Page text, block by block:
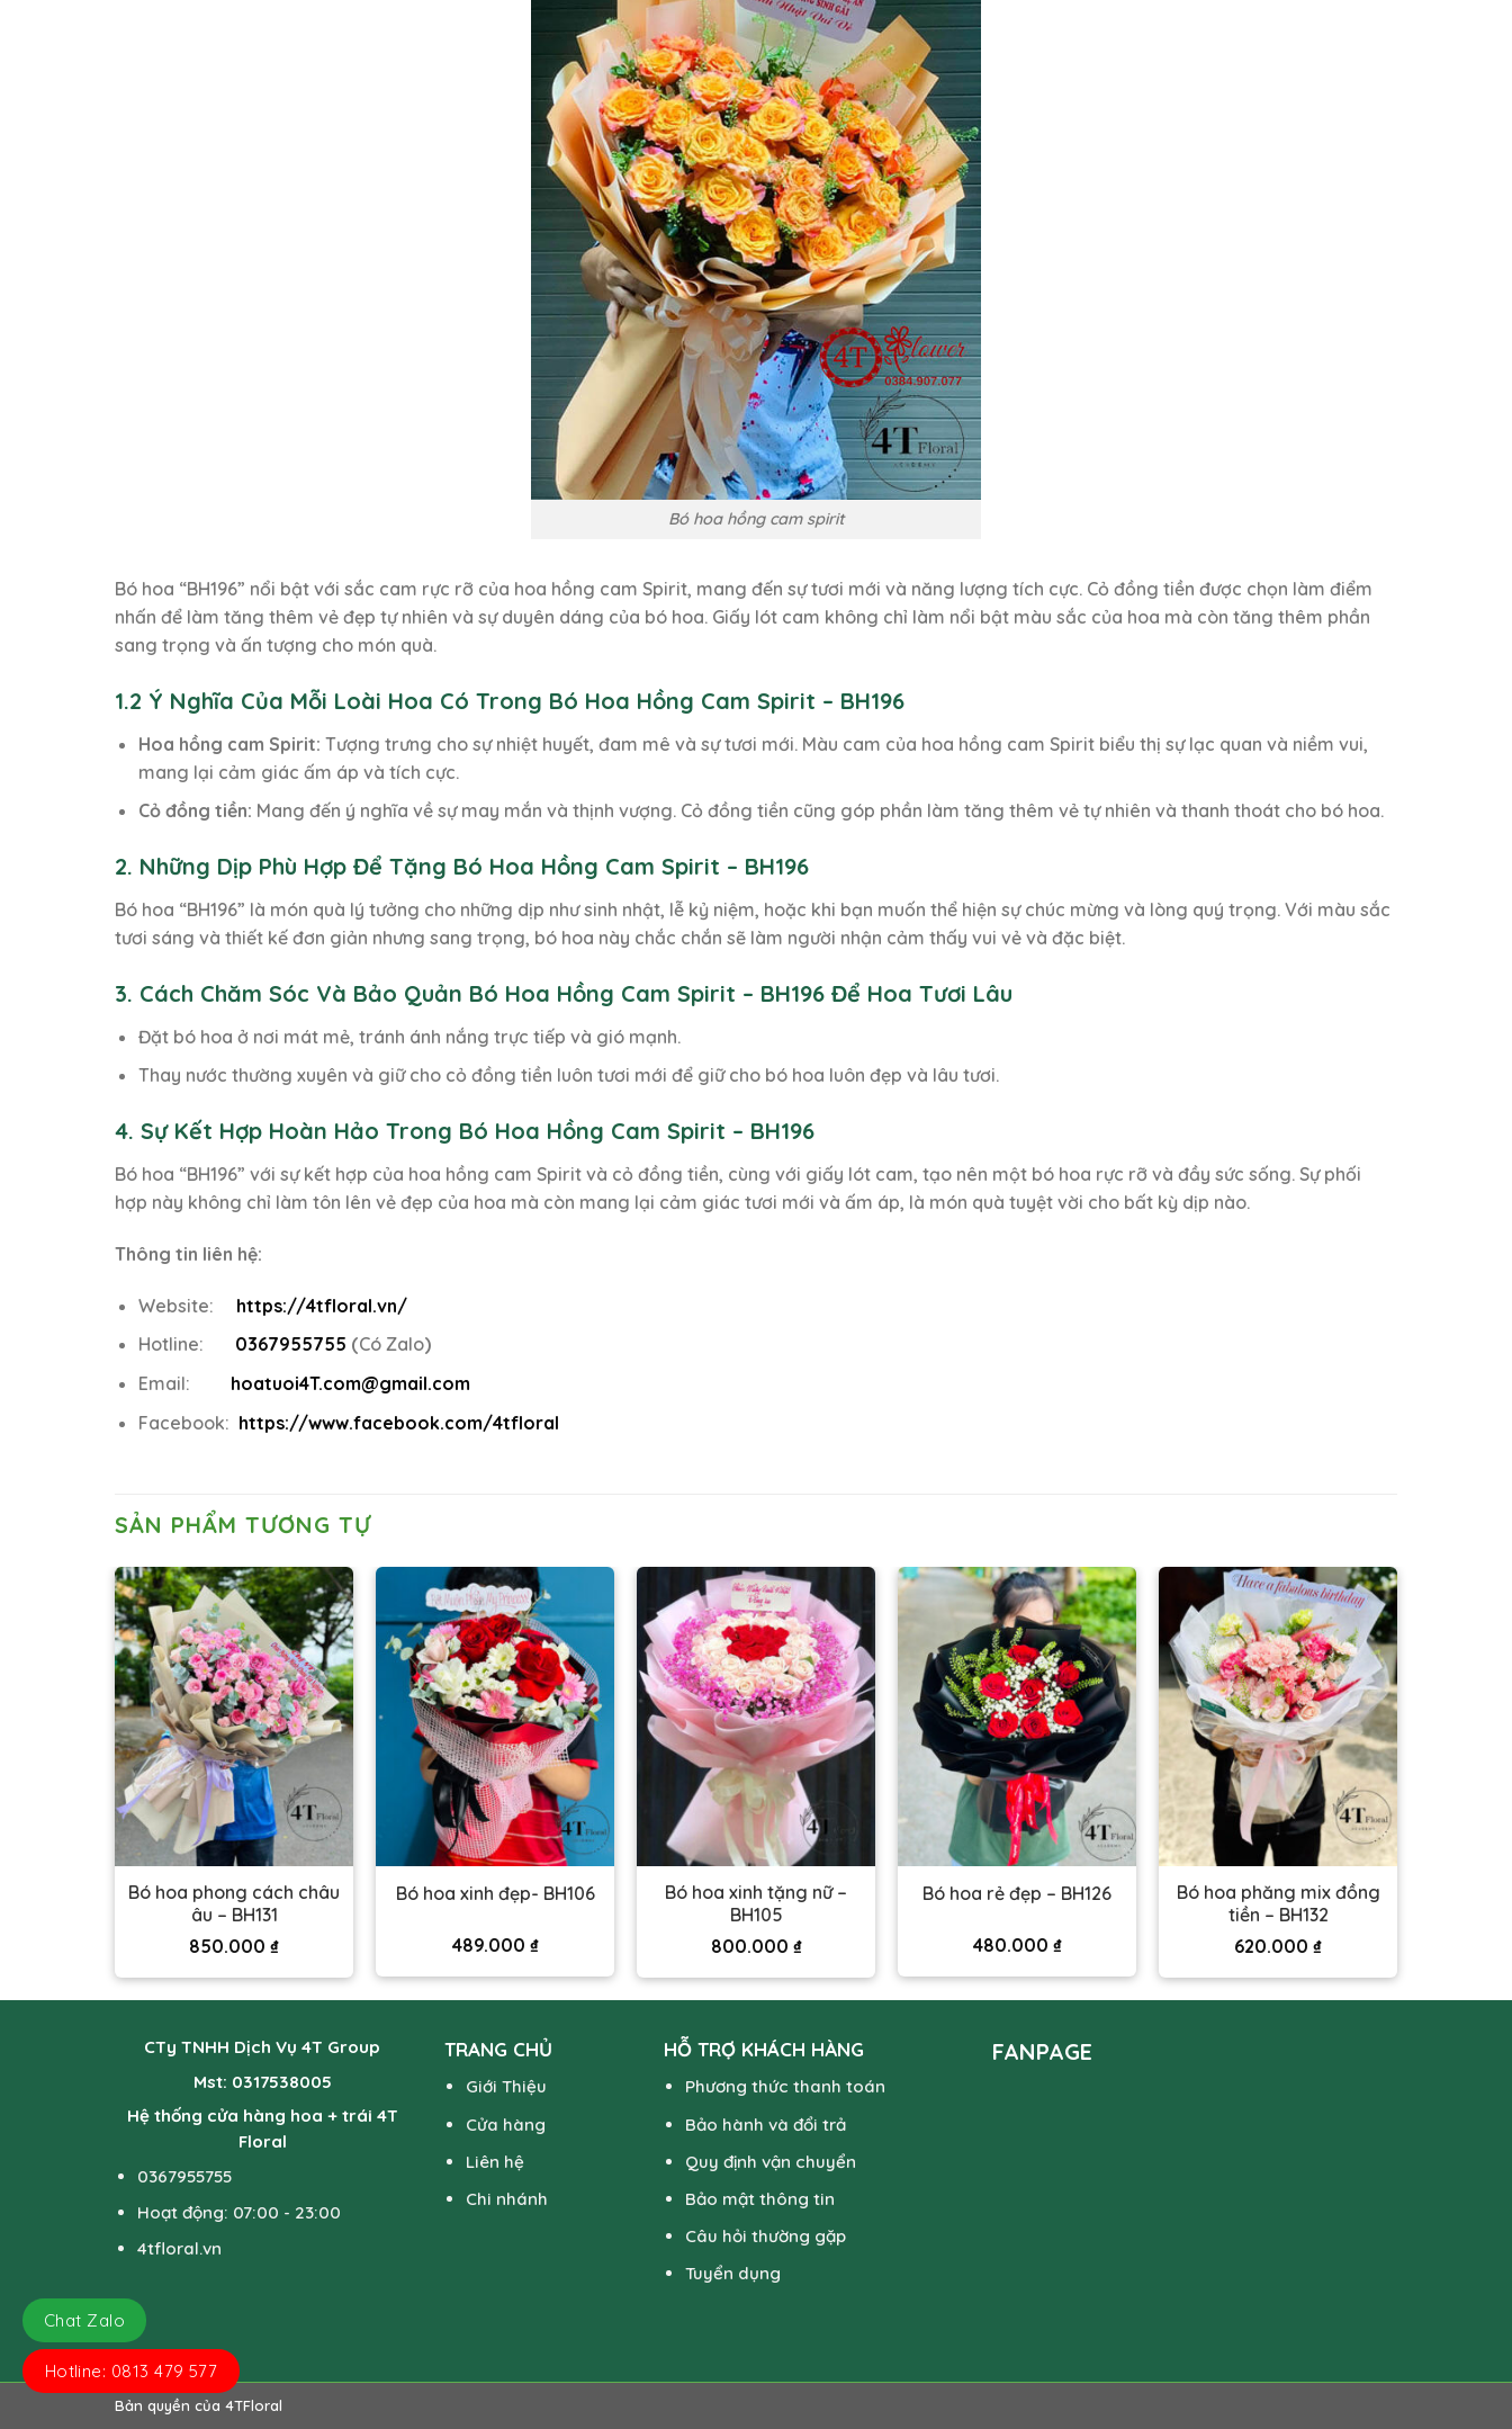
Chat Zalo
Hotline: 0813 479 577
Bó hoa hồng cam spirit
Bó hoa “BH196” nổi bật với sắc cam rực rỡ của hoa hồng cam Spirit, mang đến sự tươi mới và năng lượng tích cực. Cỏ đồng tiền được chọn làm điểm
nhấn để làm tăng thêm vẻ đẹp tự nhiên và sự duyên dáng của bó hoa. Giấy lót cam không chỉ làm nổi bật màu sắc của hoa mà còn tăng thêm phần
sang trọng và ấn tượng cho món quà.
1.2 Ý Nghĩa Của Mỗi Loài Hoa Có Trong Bó Hoa Hồng Cam Spirit – BH196
Hoa hồng cam Spirit: Tượng trưng cho sự nhiệt huyết, đam mê và sự tươi mới. Màu cam của hoa hồng cam Spirit biểu thị sự lạc quan và niềm vui,
mang lại cảm giác ấm áp và tích cực.
Cỏ đồng tiền: Mang đến ý nghĩa về sự may mắn và thịnh vượng. Cỏ đồng tiền cũng góp phần làm tăng thêm vẻ tự nhiên và thanh thoát cho bó hoa.
2. Những Dịp Phù Hợp Để Tặng Bó Hoa Hồng Cam Spirit – BH196
Bó hoa “BH196” là món quà lý tưởng cho những dịp như sinh nhật, lễ kỷ niệm, hoặc khi bạn muốn thể hiện sự chúc mừng và lòng quý trọng. Với màu sắc
tươi sáng và thiết kế đơn giản nhưng sang trọng, bó hoa này chắc chắn sẽ làm người nhận cảm thấy vui vẻ và đặc biệt.
3. Cách Chăm Sóc Và Bảo Quản Bó Hoa Hồng Cam Spirit – BH196 Để Hoa Tươi Lâu
Đặt bó hoa ở nơi mát mẻ, tránh ánh nắng trực tiếp và gió mạnh.
Thay nước thường xuyên và giữ cho cỏ đồng tiền luôn tươi mới để giữ cho bó hoa luôn đẹp và lâu tươi.
4. Sự Kết Hợp Hoàn Hảo Trong Bó Hoa Hồng Cam Spirit – BH196
Bó hoa “BH196” với sự kết hợp của hoa hồng cam Spirit và cỏ đồng tiền, cùng với giấy lót cam, tạo nên một bó hoa rực rỡ và đầy sức sống. Sự phối
hợp này không chỉ làm tôn lên vẻ đẹp của hoa mà còn mang lại cảm giác tươi mới và ấm áp, là món quà tuyệt vời cho bất kỳ dịp nào.
Thông tin liên hệ:
Website:
https://4tfloral.vn/
Hotline:
0367955755 (Có Zalo)
Email:
hoatuoi4T.com@gmail.com
Facebook: https://www.facebook.com/4tfloral
SẢN PHẨM TƯƠNG TỰ
Bó hoa phong cách châu
âu – BH131
850.000 ₫
Bó hoa xinh đẹp- BH106
489.000 ₫
Bó hoa xinh tặng nữ –
BH105
800.000 ₫
Bó hoa rẻ đẹp – BH126
480.000 ₫
Bó hoa phăng mix đồng
tiền – BH132
620.000 ₫
CTy TNHH Dịch Vụ 4T Group
Mst: 0317538005
Hệ thống cửa hàng hoa + trái 4T
Floral
0367955755
Hoạt động: 07:00 - 23:00
4tfloral.vn
TRANG CHỦ
Giới Thiệu
Cửa hàng
Liên hệ
Chi nhánh
HỖ TRỢ KHÁCH HÀNG
Phương thức thanh toán
Bảo hành và đổi trả
Quy định vận chuyển
Bảo mật thông tin
Câu hỏi thường gặp
Tuyển dụng
FANPAGE
Bản quyền của 4TFloral